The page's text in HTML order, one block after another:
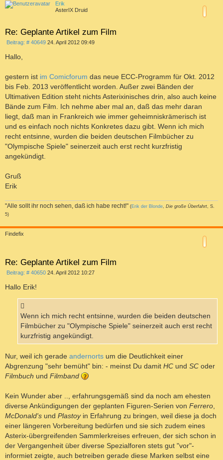
Erik
AsterIX Druid
Re: Geplante Artikel zum Film
Beitrag: # 40649B
g
24. April 2012 09:49
Hallo,
gestern ist im Comicforum das neue ECC-Programm für Okt. 2012
bis Feb. 2013 veröffentlicht worden. Außer zwei Bänden der
Ultimativen Edition steht nichts Asterixinisches drin, also auch keine
Bände zum Film. Ich nehme aber mal an, daß das mehr daran
liegt, daß man in Frankreich wie immer geheimniskrämerisch ist
und es einfach noch nichts Konkretes dazu gibt. Wenn ich mich
recht entsinne, wurden die beiden deutschen Filmbücher zu
"Olympische Spiele" seinerzeit auch erst recht kurzfristig
angekündigt.
Gruß
Erik
"Alle sollt ihr noch sehen, daß ich habe recht!" (Erik der Blonde, Die große Überfahrt, S.
5)
a
Findefix
Re: Geplante Artikel zum Film
Beitrag: # 40650B
r
24. April 2012 10:27
Hallo Erik!
Wenn ich mich recht entsinne, wurden die beiden deutschen
Filmbücher zu "Olympische Spiele" seinerzeit auch erst recht
kurzfristig angekündigt.
Nur, weil ich gerade andernorts um die Deutlichkeit einer
Abgrenzung "sehr bemüht" bin: - meinst Du damit HC und SC oder
Filmbuch und Filmband
Kein Wunder aber .., erfahrungsgemäß sind da noch am ehesten
diverse Ankündigungen der geplanten Figuren-Serien von Ferrero
McDonald's und Plastoyin Erfahrung zu bringen, weil diese ja doch
einer längeren Vorbereitung bedürfen und sie sich zudem eines
Asterix-übergreifenden Sammlerkreises erfreuen, der sich schon in
der Vergangenheit über diverse Spezialforen stets gut "vor"-
informiet zeigte, auch betreiben gerade diese Marken selbst eine